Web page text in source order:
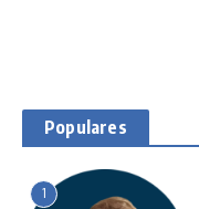
Populares
1